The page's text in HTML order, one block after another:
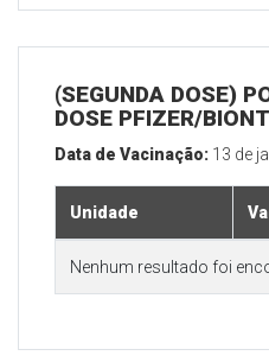
(SEGUNDA DOSE)
DOSE PFIZER/
Data de Vacinação: 13 de
Unidade
Nenhum resultado foi